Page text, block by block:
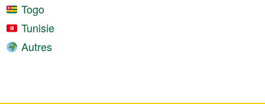
Togo
Tunisie
Autres